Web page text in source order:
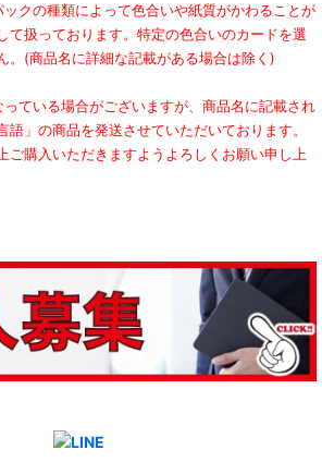
クの種類によって色合いや紙質がかわることが
て扱っております。特定の色合いのカードを選
。(商品名に詳細な記載がある場合は除く)
ている場合がございますが、商品名に記載され
語」の商品を発送させていただいております。
ご購入いただきますようよろしくお願い申し上